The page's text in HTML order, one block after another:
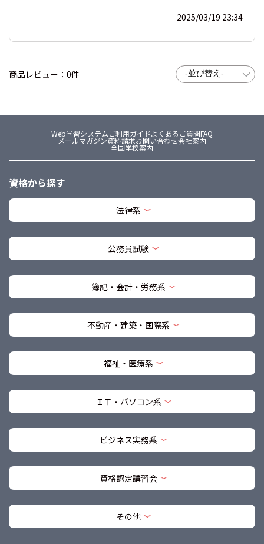
2025/03/19 23:34
商品レビュー：0件
Web学習システムご利用ガイドよくあるご質問FAQ
メールマガジン資料請求お問い合わせ会社案内
全国学校案内
資格から探す
法律系
公務員試験
簿記・会計・労務系
不動産・建築・国際系
福祉・医療系
ＩＴ・パソコン系
ビジネス実務系
資格認定講習会
その他